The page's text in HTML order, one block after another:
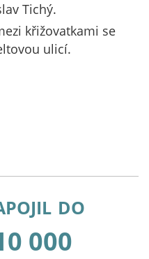
Tichý.
křižovatkami se
ulicí.
do
000